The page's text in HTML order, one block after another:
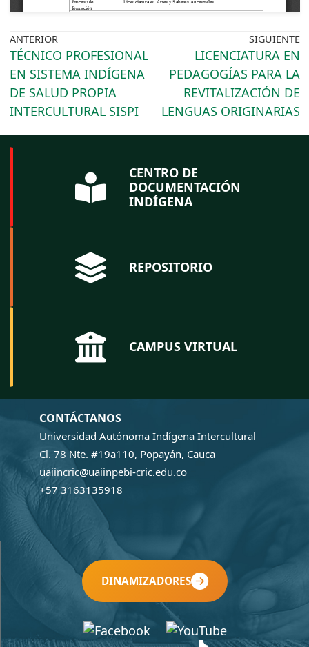
ANTERIOR
TÉCNICO PROFESIONAL
EN SISTEMA INDÍGENA
DE SALUD PROPIA
INTERCULTURAL SISPI
SIGUIENTE
LICENCIATURA EN
PEDAGOGÍAS PARA LA
REVITALIZACIÓN DE
LENGUAS ORIGINARIAS
CENTRO DE
DOCUMENTACIÓN
INDÍGENA
REPOSITORIO
CAMPUS VIRTUAL
CONTÁCTANOS
Universidad Autónoma Indígena Intercultural
Cl. 78 Nte. #19a110, Popayán, Cauca
uaiincric@uaiinpebi-cric.edu.co
+57 3163135918
DINAMIZADORES